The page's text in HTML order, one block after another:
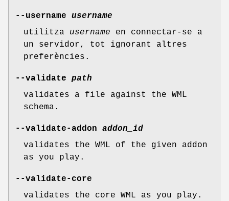
--username username
utilitza username en connectar-se a
un servidor, tot ignorant altres
preferències.
--validate path
validates a file against the WML
schema.
--validate-addon addon_id
validates the WML of the given addon
as you play.
--validate-core
validates the core WML as you play.